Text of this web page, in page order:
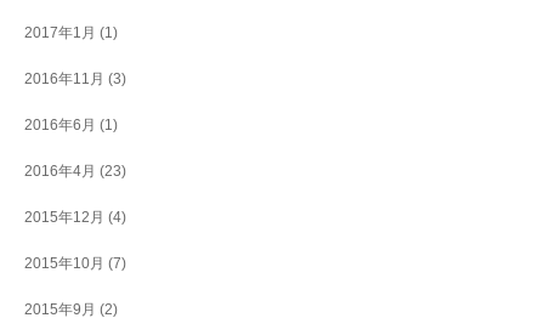
2017年1月 (1)
2016年11月 (3)
2016年6月 (1)
2016年4月 (23)
2015年12月 (4)
2015年10月 (7)
2015年9月 (2)